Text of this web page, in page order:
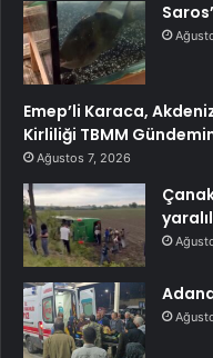
Emep’li Karaca,
Kirliliği TBMM
Ağustos 7, 2026